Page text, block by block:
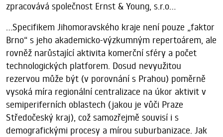
zpracovává společnost Ernst & Young, s.r.o...
...Specifikem Jihomoravského kraje není pouze „faktor
Brno“ s jeho akademicko-výzkumným repertoárem, ale
rovněž narůstající aktivita komerční sféry a počet
technologických platforem. Dosud nevyužitou
rezervou může být (v porovnání s Prahou) poměrně
vysoká míra regionální centralizace na úkor aktivit v
semiperiferních oblastech (jakou je vůči Praze
Středočeský kraj), což samozřejmě souvisí i s
demografickými procesy a mírou suburbanizace. Jak